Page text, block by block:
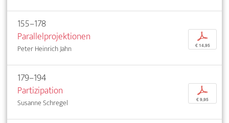
155–178
Parallelprojektionen
Peter Heinrich Jahn
p
€ 14,95
179–194
Partizipation
Susanne Schregel
p
€ 9,95